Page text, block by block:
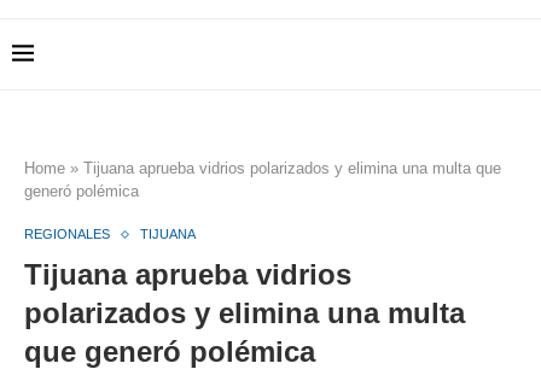
Home » Tijuana aprueba vidrios polarizados y elimina una multa que
generó polémica
REGIONALES TIJUANA
Tijuana aprueba vidrios
polarizados y elimina una multa
que generó polémica